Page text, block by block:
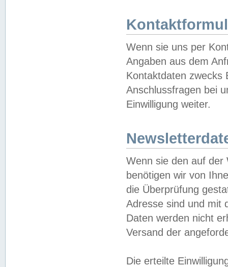
Wenn sie uns per
Angaben aus dem
Kontaktdaten zwecks
Anschlussfragen bei
Einwilligung weiter.
Wenn sie den auf der
benötigen wir von
die Überprüfung
Adresse sind und mit
Daten werden nicht
Versand der
Die erteilte